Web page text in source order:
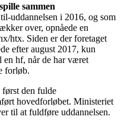
sammen
uddannelsen i 2016, og som
over, opnåede en
htx. Siden er der foretaget
efter august 2017, kun
en hf, når de har været
forløb.
den fulde
hovedforløbet. Ministeriet
til at fuldføre uddannelsen.